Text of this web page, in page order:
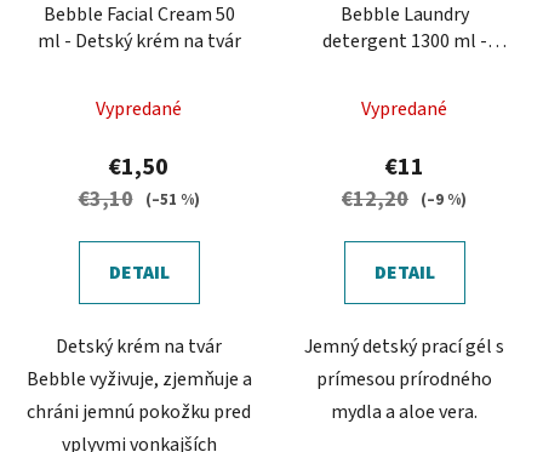
Bebble Facial Cream 50
ml - Detský krém na tvár
Vypredané
€1,50
€3,10 (–51 %)
DETAIL
Detský krém na tvár
Bebble vyživuje, zjemňuje a
chráni jemnú pokožku pred
vplyvmi vonkajších
Bebble Laundry
detergent 1300 ml -
Vypredané
€11
€12,20 (–9 %)
DETAIL
Jemný detský prací gél s
prímesou prírodného
mydla a aloe vera.